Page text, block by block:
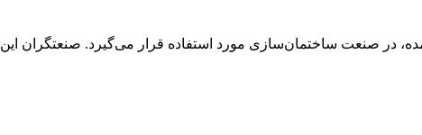
در صنعت ساختمان‌سازی مورد استفاده قرار می‌گیرد. صنعتگران این